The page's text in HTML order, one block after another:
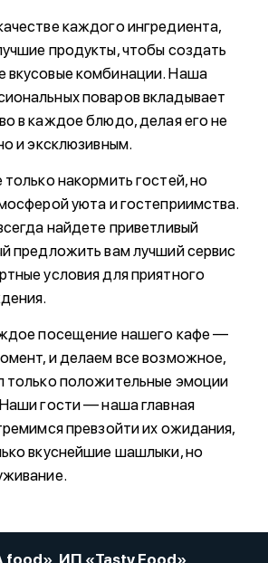
каждого ингредиента,
продукты, чтобы создать
вкусовые комбинации. Наша
поваров вкладывает
в каждое блюдо, делая его не
и эксклюзивным.
накормить гостей, но
уюта и гостеприимства.
найдете приветливый
предложить вам лучший сервис
условия для приятного
посещение нашего кафе —
и делаем все возможное,
только положительные эмоции
гости — наша главная
превзойти их ожидания,
вкуснейшие шашлыки, но
food», ИП «Tasty Food»,